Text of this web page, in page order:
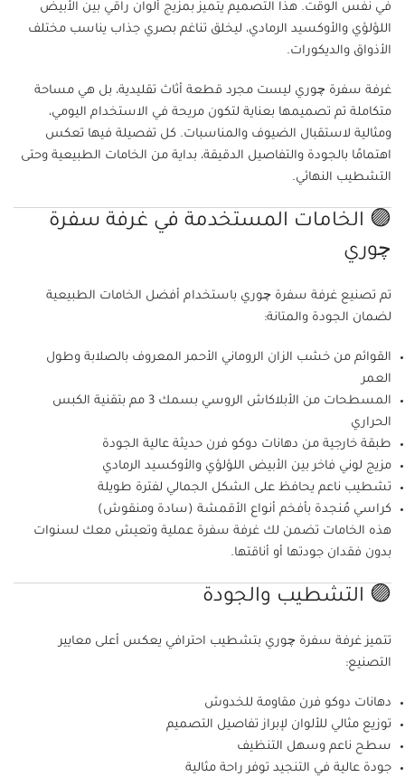
في نفس الوقت. هذا التصميم يتميز بمزيج ألوان راقي بين الأبيض
اللؤلؤي والأوكسيد الرمادي، ليخلق تناغم بصري جذاب يناسب مختلف
الأذواق والديكورات.
غرفة سفرة چوري ليست مجرد قطعة أثاث تقليدية، بل هي مساحة
متكاملة تم تصميمها بعناية لتكون مريحة في الاستخدام اليومي،
ومثالية لاستقبال الضيوف والمناسبات. كل تفصيلة فيها تعكس
اهتمامًا بالجودة والتفاصيل الدقيقة، بداية من الخامات الطبيعية وحتى
التشطيب النهائي.
🟣 الخامات المستخدمة في غرفة سفرة
چوري
تم تصنيع غرفة سفرة چوري باستخدام أفضل الخامات الطبيعية
لضمان الجودة والمتانة:
القوائم من خشب الزان الروماني الأحمر المعروف بالصلابة وطول
العمر
المسطحات من الأبلاكاش الروسي بسمك 3 مم بتقنية الكبس
الحراري
طبقة خارجية من دهانات دوكو فرن حديثة عالية الجودة
مزيج لوني فاخر بين الأبيض اللؤلؤي والأوكسيد الرمادي
تشطيب ناعم يحافظ على الشكل الجمالي لفترة طويلة
كراسي مُنجدة بأفخم أنواع الأقمشة (سادة ومنقوش)
هذه الخامات تضمن لك غرفة سفرة عملية وتعيش معك لسنوات
بدون فقدان جودتها أو أناقتها.
🟣 التشطيب والجودة
تتميز غرفة سفرة چوري بتشطيب احترافي يعكس أعلى معايير
التصنيع:
دهانات دوكو فرن مقاومة للخدوش
توزيع مثالي للألوان لإبراز تفاصيل التصميم
سطح ناعم وسهل التنظيف
جودة عالية في التنجيد توفر راحة مثالية